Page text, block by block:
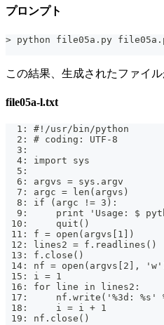
プロンプト
> python file05a.py
この結果、生成されたファイル
file05a-l.txt
  1: #!/usr/bin/python
  2: # coding: UTF-8
  3:
  4: import sys
  5:
  6: argvs = sys.argv
  7: argc = len(argvs)
  8: if (argc != 3):
9:     print 'Usage: $
10:     quit()
11: f = open(argvs[1])
12: lines2 = f.readlines()
13: f.close()
14: nf = open(argvs[2],
15: i = 1
16: for line in lines2:
17:     nf.write('%3d: %s'
18:     i = i + 1
19: nf.close()